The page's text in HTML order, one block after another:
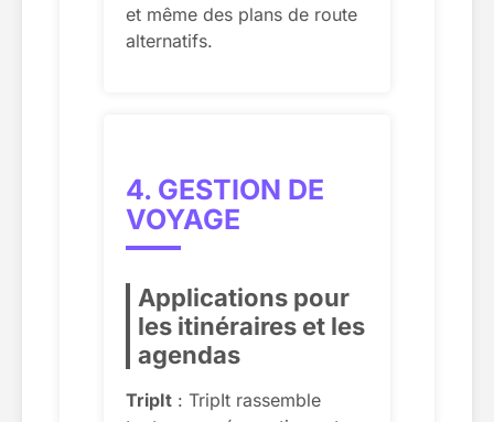
et même des plans de route
alternatifs.
4. GESTION DE
VOYAGE
Applications pour
les itinéraires et les
agendas
TripIt : TripIt rassemble